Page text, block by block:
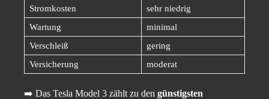
Stromkosten
sehr niedrig
Wartung
minimal
Verschleiß
gering
Versicherung
moderat
➡️ Das Tesla Model 3 zählt zu den günstigsten